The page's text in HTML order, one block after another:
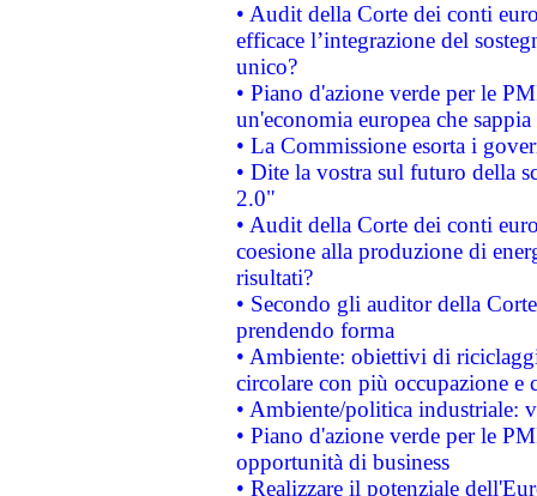
• Audit della Corte dei conti
efficace l’integrazione del
unico?
• Piano d'azione verde per le
un'economia europea che
• La Commissione esorta i
• Dite la vostra sul futuro della
2.0"
• Audit della Corte dei conti
coesione alla produzione di
risultati?
• Secondo gli auditor della
prendendo forma
• Ambiente: obiettivi di
circolare con più occupazione e
• Ambiente/politica industriale:
• Piano d'azione verde per le
opportunità di business
• Realizzare il potenziale